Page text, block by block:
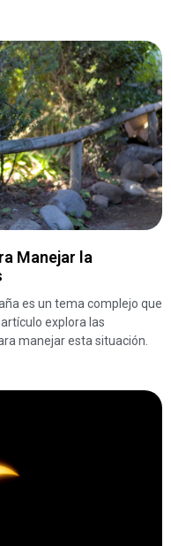
Manejar la
es un tema complejo que
explora las
manejar esta situación.